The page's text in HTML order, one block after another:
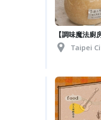
【調味魔法
Taipei